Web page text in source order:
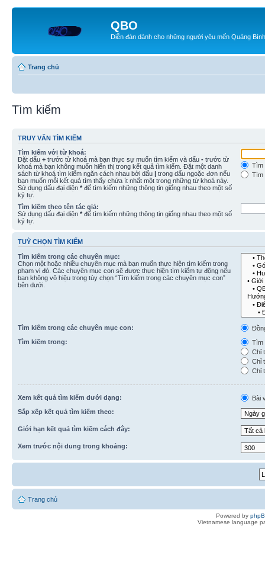
QBO
Diễn đàn dành cho những người yêu mến Quảng Bình
Trang chủ
Tìm kiếm
TRUY VẤN TÌM KIẾM
Tìm kiếm với từ khoá:
Đặt dấu + trước từ khoá mà bạn thực sự muốn tìm kiếm và dấu - trước từ
khoá mà bạn không muốn hiển thị trong kết quả tìm kiếm. Đặt một danh
sách từ khoá tìm kiếm ngăn cách nhau bởi dấu | trong dấu ngoặc đơn nếu
bạn muốn mỗi kết quả tìm thấy chứa ít nhất một trong những từ khoá này.
Sử dụng dấu đại diện * để tìm kiếm những thông tin giống nhau theo một số
ký tự.
Tìm
Tìm
Tìm kiếm theo tên tác giả:
Sử dụng dấu đại diện * để tìm kiếm những thông tin giống nhau theo một số
ký tự.
TUỲ CHỌN TÌM KIẾM
Tìm kiếm trong các chuyên mục:
Chọn một hoặc nhiều chuyên mục mà bạn muốn thực hiện tìm kiếm trong
phạm vi đó. Các chuyên mục con sẽ được thực hiện tìm kiếm tự động nếu
bạn không vô hiệu trong tùy chọn “Tìm kiếm trong các chuyên mục con”
bên dưới.
Tìm kiếm trong các chuyên mục con:
Tìm kiếm trong:
Tìm
Chỉ
Chỉ
Chỉ
Xem kết quả tìm kiếm dưới dạng:
Bài
Sắp xếp kết quả tìm kiếm theo:
Giới hạn kết quả tìm kiếm cách đây:
Xem trước nội dung trong khoảng:
Trang chủ
Powered by
Vietnamese language